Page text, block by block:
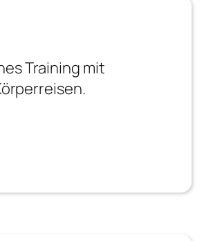
Training mit